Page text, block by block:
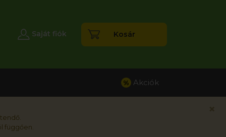
függően.
Saját fiók Kosár
% Akciók